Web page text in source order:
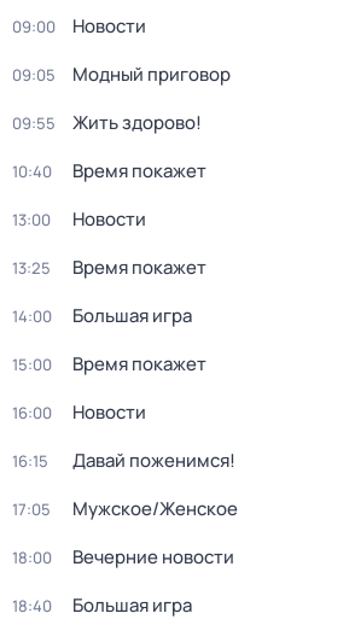
09:00 Новости
09:05 Модный приговор
09:55 Жить здорово!
10:40 Время покажет
13:00 Новости
13:25 Время покажет
14:00 Большая игра
15:00 Время покажет
16:00 Новости
16:15 Давай поженимся!
17:05 Мужское/Женское
18:00 Вечерние новости
18:40 Большая игра